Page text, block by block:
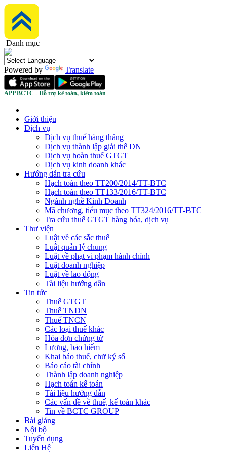
Danh mục
Powered by Translate
APP BCTC - Hỗ trợ kế toán, kiểm toán
Giới thiệu
Dịch vụ
Dịch vụ thuế hàng tháng
Dịch vụ thành lập giải thể DN
Dịch vụ hoàn thuế GTGT
Dịch vụ kinh doanh khác
Hướng dẫn tra cứu
Hạch toán theo TT200/2014/TT-BTC
Hạch toán theo TT133/2016/TT-BTC
Ngành nghề Kinh Doanh
Mã chương, tiểu mục theo TT324/2016/TT-BTC
Tra cứu thuế GTGT hàng hóa, dịch vụ
Thư viện
Luật về các sắc thuế
Luật quản lý chung
Luật về phạt vi phạm hành chính
Luật doanh nghiệp
Luật về lao động
Tài liệu hướng dẫn
Tin tức
Thuế GTGT
Thuế TNDN
Thuế TNCN
Các loại thuế khác
Hóa đơn chứng từ
Lương, bảo hiểm
Khai báo thuế, chữ ký số
Báo cáo tài chính
Thành lập doanh nghiệp
Hạch toán kế toán
Tài liệu hướng dẫn
Các vấn đề về thuế, kế toán khác
Tin về BCTC GROUP
Bài giảng
Nội bộ
Tuyển dụng
Liên Hệ